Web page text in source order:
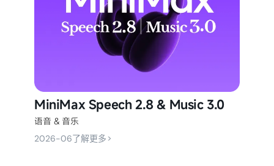
MiniMax Speech 2.8 & Music 3.0
语音 & 音乐
2026-06了解更多 >